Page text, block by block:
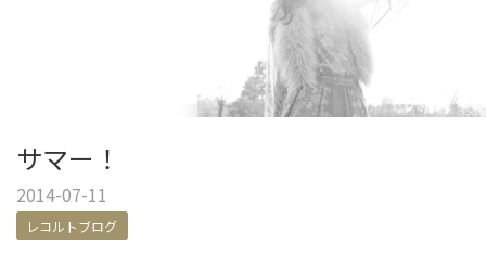
サマー！
2014-07-11
レコルトブログ